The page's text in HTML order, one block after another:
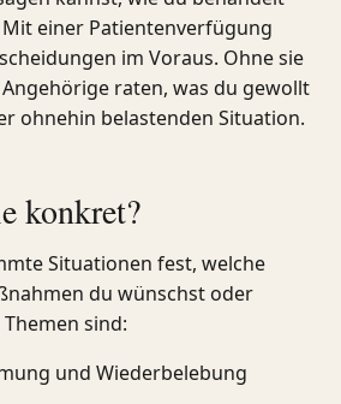
einer Patientenverfügung
im Voraus. Ohne sie
raten, was du gewollt
ohnehin belastenden Situation.
konkret?
Situationen fest, welche
du wünschst oder
sind:
und Wiederbelebung